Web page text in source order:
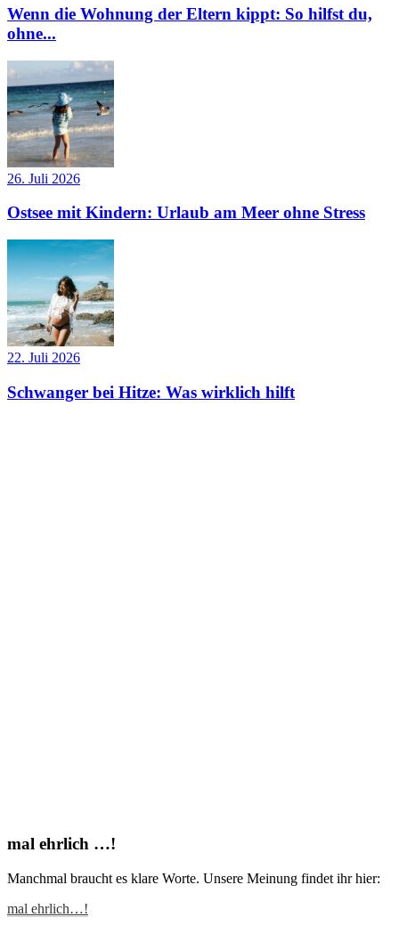
Wenn die Wohnung der Eltern kippt: So hilfst du,
ohne...
26. Juli 2026
Ostsee mit Kindern: Urlaub am Meer ohne Stress
22. Juli 2026
Schwanger bei Hitze: Was wirklich hilft
mal ehrlich …!
Manchmal braucht es klare Worte. Unsere Meinung findet ihr hier:
mal ehrlich…!